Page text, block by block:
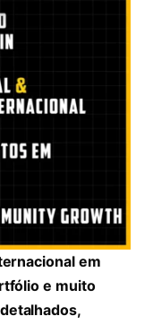
em
e muito